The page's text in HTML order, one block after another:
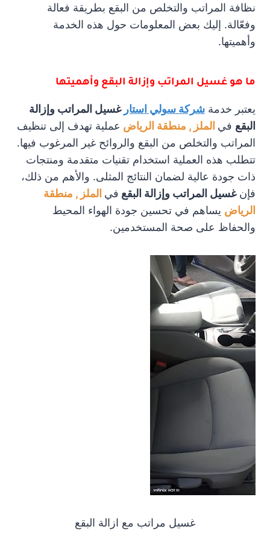
نظافة المراتب والتخلص من البقع بطريقة فعالة
وفعّالة. إليك بعض المعلومات حول هذه الخدمة
وأهميتها.
ما هو غسيل المراتب وإزالة البقع وأهميتها
يعتبر خدمة شركة سولي استار غسيل المراتب وإزالة
البقع في الملز , منطقة الرياض عملية تهدف إلى تنظيف
المراتب والتخلص من البقع والروائح غير المرغوب فيها.
تتطلب هذه العملية استخدام تقنيات متقدمة ومنتجات
ذات جودة عالية لضمان النتائج المثلى. والأهم من ذلك،
فإنغسيل المراتب وإزالة البقع في الملز , منطقة
الرياض يساهم في تحسين جودة الهواء المحيط
والحفاظ على صحة المستخدمين.
غسيل مراتب مع ازالة البقع